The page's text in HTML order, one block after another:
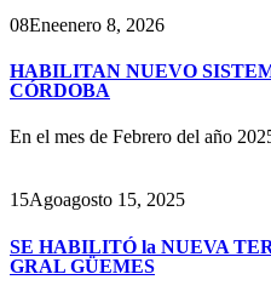
08Eneenero 8, 2026
HABILITAN NUEVO
CÓRDOBA
En el mes de Febrero del año
15Agoagosto 15, 2025
SE HABILITÓ la NUEVA
GRAL GÜEMES